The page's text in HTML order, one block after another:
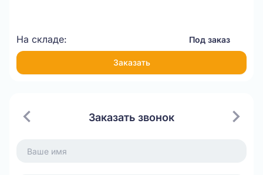
На складе: Под заказ
Заказать
Заказать звонок